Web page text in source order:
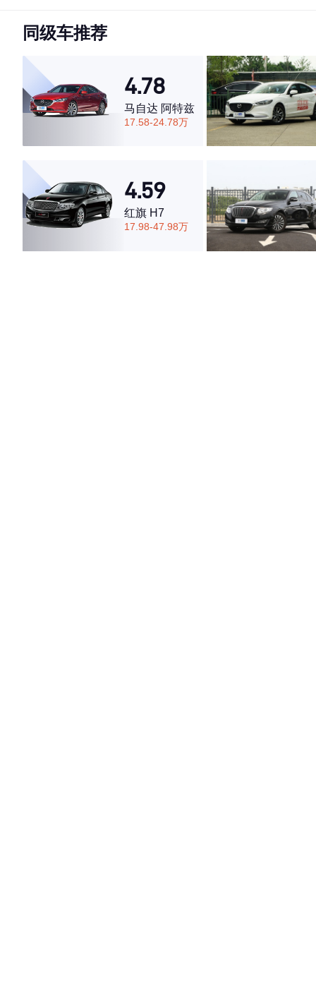
4.66
·外观表现一般，低于54%同级车
·内饰表现一般，低于63%同级车
·空间表现较为优秀，优于73%同级车
同级车推荐
4.78
马自达 阿特兹
17.58-24.78万
4.59
红旗 H7
17.98-47.98万